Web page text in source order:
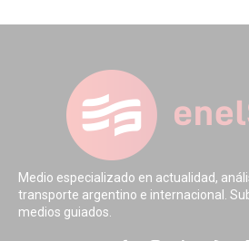
Medio especializado en actualidad,
transporte argentino e internacional.
medios guiados.